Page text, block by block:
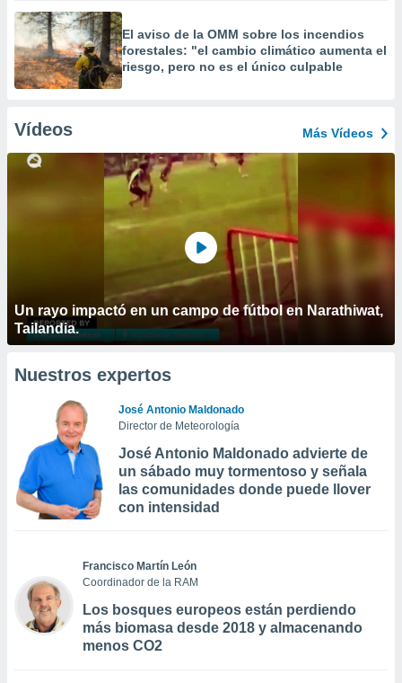
El aviso de la OMM sobre los incendios
forestales: "el cambio climático aumenta el
riesgo, pero no es el único culpable
Vídeos Más Vídeos
Un rayo impactó en un campo de fútbol en Narathiwat,
Tailandia.
Nuestros expertos
José Antonio Maldonado
Director de Meteorología
José Antonio Maldonado advierte de
un sábado muy tormentoso y señala
las comunidades donde puede llover
con intensidad
Francisco Martín León
Coordinador de la RAM
Los bosques europeos están perdiendo
más biomasa desde 2018 y almacenando
menos CO2